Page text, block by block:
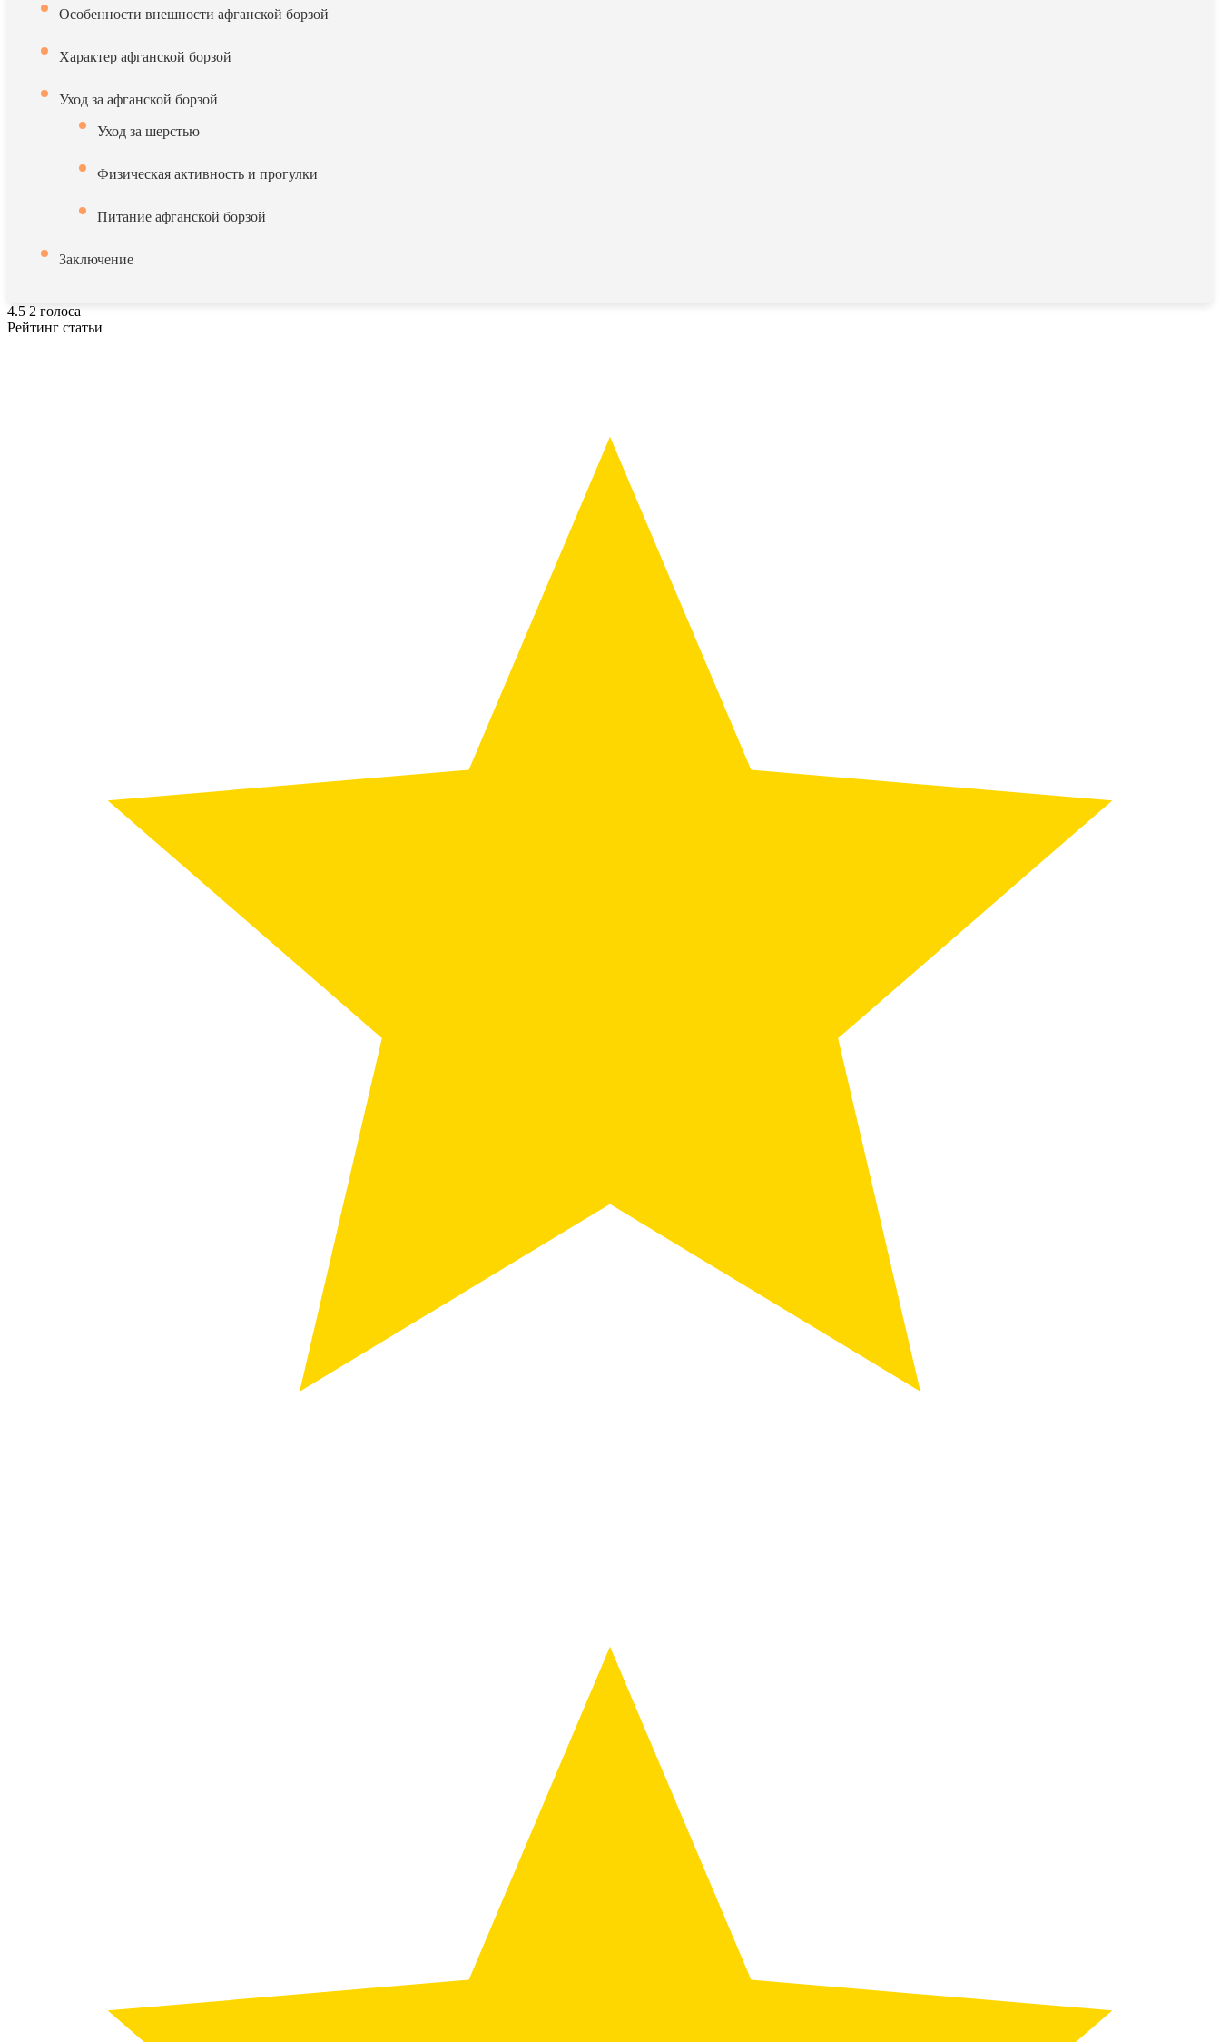
Особенности внешности афганской борзой
Характер афганской борзой
Уход за афганской борзой
Уход за шерстью
Физическая активность и прогулки
Питание афганской борзой
Заключение
4.5 2 голоса
Рейтинг статьи